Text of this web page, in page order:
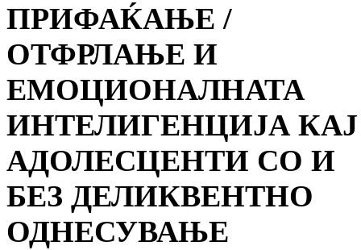
ПРИФАЌАЊЕ /
ОТФРЛАЊЕ И
ЕМОЦИОНАЛНАТА
ИНТЕЛИГЕНЦИЈА КАЈ
АДОЛЕСЦЕНТИ СО И
БЕЗ ДЕЛИКВЕНТНО
ОДНЕСУВАЊЕ